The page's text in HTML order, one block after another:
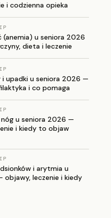
i codzienna opieka
(anemia) u seniora 2026
dieta i leczenie
i upadki u seniora 2026 —
i co pomaga
nóg u seniora 2026 —
i kiedy to objaw
i arytmia u
objawy, leczenie i kiedy